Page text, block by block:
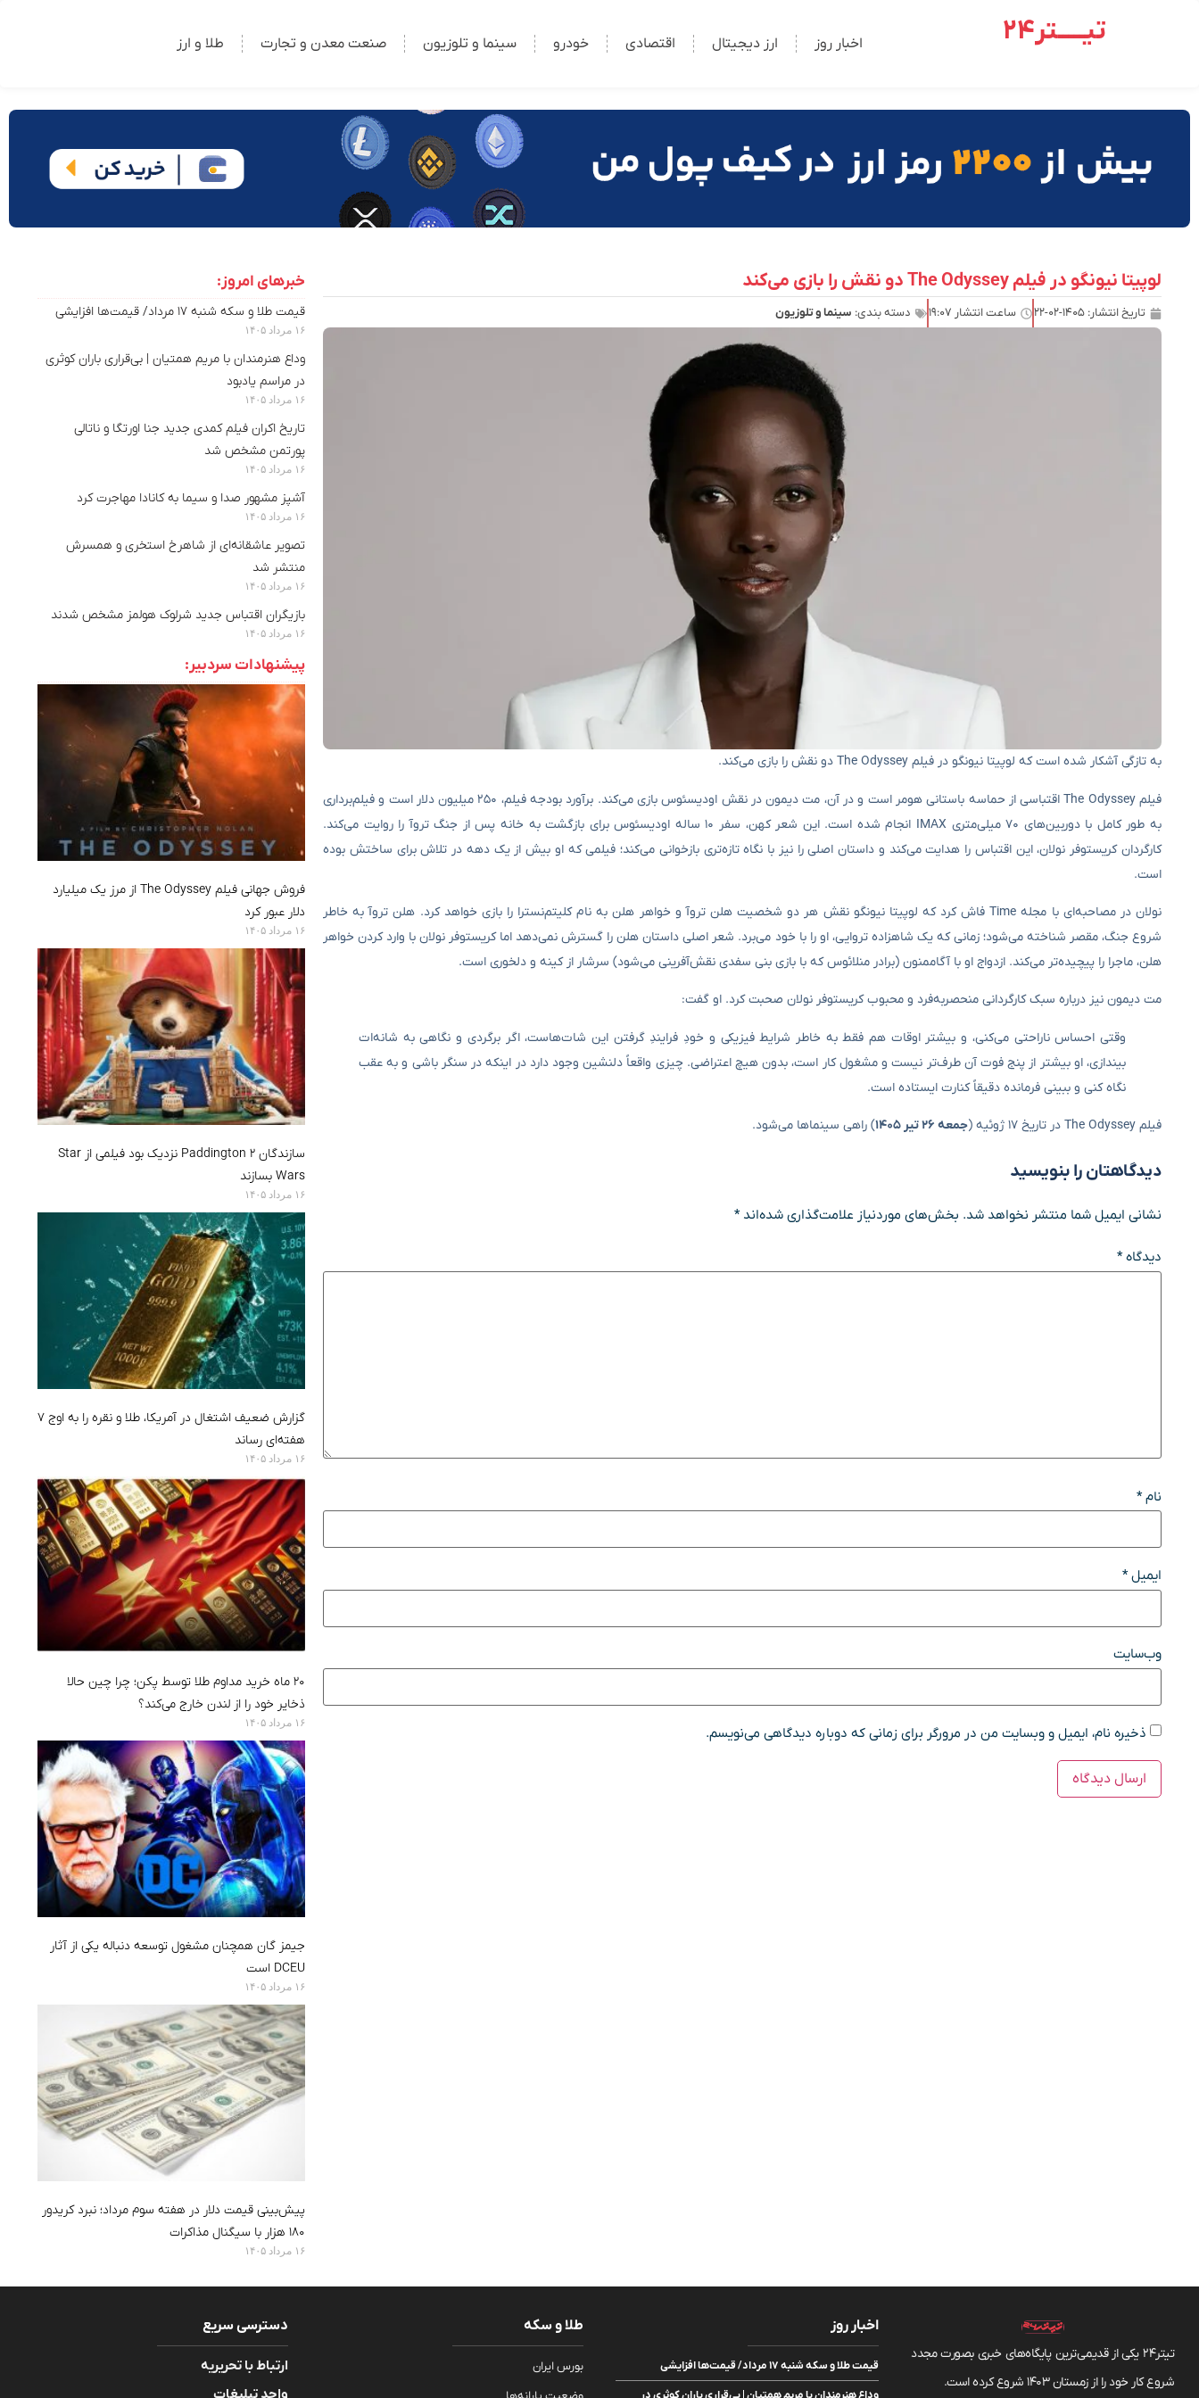
تیـــــتر24 اخبار روز ارز دیجیتال اقتصادی خودرو سینما و تلوزیون صنعت معدن و تجارت طلا و ارز
لوپیتا نیونگو در فیلم The Odyssey دو نقش را بازی می‌کند
تاریخ انتشار: ۱۴۰۵-۰۲-۲۲ ساعت انتشار ۱۹:۰۷ دسته بندی: سینما و تلوزیون
به تازگی آشکار شده است که لوپیتا نیونگو در فیلم The Odyssey دو نقش را بازی می‌کند.
فیلم The Odyssey اقتباسی از حماسه باستانی هومر است و در آن، مت دیمون در نقش اودیسئوس بازی می‌کند. برآورد بودجه فیلم، ۲۵۰ میلیون دلار است و فیلم‌برداری
به طور کامل با دوربین‌های ۷۰ میلی‌متری IMAX انجام شده است. این شعر کهن، سفر ۱۰ ساله اودیسئوس برای بازگشت به خانه پس از جنگ تروآ را روایت می‌کند.
کارگردان کریستوفر نولان، این اقتباس را هدایت می‌کند و داستان اصلی را نیز با نگاه تازه‌تری بازخوانی می‌کند؛ فیلمی که او بیش از یک دهه در تلاش برای ساختش بوده
است.
نولان در مصاحبه‌ای با مجله Time فاش کرد که لوپیتا نیونگو نقش هر دو شخصیت هلن تروآ و خواهر هلن به نام کلیتم‌نسترا را بازی خواهد کرد. هلن تروآ به خاطر
شروع جنگ، مقصر شناخته می‌شود؛ زمانی که یک شاهزاده تروایی، او را با خود می‌برد. شعر اصلی داستان هلن را گسترش نمی‌دهد اما کریستوفر نولان با وارد کردن خواهر
هلن، ماجرا را پیچیده‌تر می‌کند. ازدواج او با آگاممنون (برادر منلائوس که با بازی بنی سفدی نقش‌آفرینی می‌شود) سرشار از کینه و دلخوری است.
مت دیمون نیز درباره سبک کارگردانی منحصر‌به‌فرد و محبوب کریستوفر نولان صحبت کرد. او گفت:
وقتی احساس ناراحتی می‌کنی، و بیشتر اوقات هم فقط به خاطر شرایط فیزیکی و خودِ فرایندِ گرفتن این شات‌هاست، اگر برگردی و نگاهی به شانه‌ات
بیندازی، او بیشتر از پنج فوت آن طرف‌تر نیست و مشغول کار است، بدون هیچ اعتراضی. چیزی واقعاً دلنشین وجود دارد در اینکه در سنگر باشی و به عقب
نگاه کنی و ببینی فرمانده دقیقاً کنارت ایستاده است.
فیلم The Odyssey در تاریخ ۱۷ ژوئیه ( جمعه ۲۶ تیر ۱۴۰۵ ) راهی سینماها می‌شود.
دیدگاهتان را بنویسید
نشانی ایمیل شما منتشر نخواهد شد. بخش‌های موردنیاز علامت‌گذاری شده‌اند*
دیدگاه*
نام*
ایمیل*
وب‌سایت
ذخیره نام، ایمیل و وبسایت من در مرورگر برای زمانی که دوباره دیدگاهی می‌نویسم.
خبرهای امروز:
قیمت طلا و سکه شنبه ۱۷ مرداد/ قیمت‌ها افزایشی
۱۶ مرداد ۱۴۰۵
وداع هنرمندان با مریم همتیان | بی‌قراری باران کوثری
در مراسم یادبود
۱۶ مرداد ۱۴۰۵
تاریخ اکران فیلم کمدی جدید جنا اورتگا و ناتالی
پورتمن مشخص شد
۱۶ مرداد ۱۴۰۵
آشپز مشهور صدا و سیما به کانادا مهاجرت کرد
۱۶ مرداد ۱۴۰۵
تصویر عاشقانه‌ای از شاهرخ استخری و همسرش
منتشر شد
۱۶ مرداد ۱۴۰۵
بازیگران اقتباس جدید شرلوک هولمز مشخص شدند
۱۶ مرداد ۱۴۰۵
پیشنهادات سردبیر:
فروش جهانی فیلم The Odyssey از مرز یک میلیارد
دلار عبور کرد
۱۶ مرداد ۱۴۰۵
سازندگان Paddington 2 نزدیک بود فیلمی از Star
Wars بسازند
۱۶ مرداد ۱۴۰۵
گزارش ضعیف اشتغال در آمریکا، طلا و نقره را به اوج ۷
هفته‌ای رساند
۱۶ مرداد ۱۴۰۵
۲۰ ماه خرید مداوم طلا توسط پکن؛ چرا چین حالا
ذخایر خود را از لندن خارج می‌کند؟
۱۶ مرداد ۱۴۰۵
جیمز گان همچنان مشغول توسعه دنباله یکی از آثار
DCEU است
۱۶ مرداد ۱۴۰۵
پیش‌بینی قیمت دلار در هفته سوم مرداد؛ نبرد کریدور
۱۸۰ هزار با سیگنال مذاکرات
۱۶ مرداد ۱۴۰۵
تیتر24 یکی از قدیمی‌ترین پایگاه‌های خبری بصورت مجدد
شروع کار خود را از زمستان 1403 شروع کرده است.
اخبار روز
قیمت طلا و سکه شنبه ۱۷ مرداد/ قیمت‌ها افزایشی
طلا و سکه
بورس ایران
دسترسی سریع
ارتباط با تحریریه